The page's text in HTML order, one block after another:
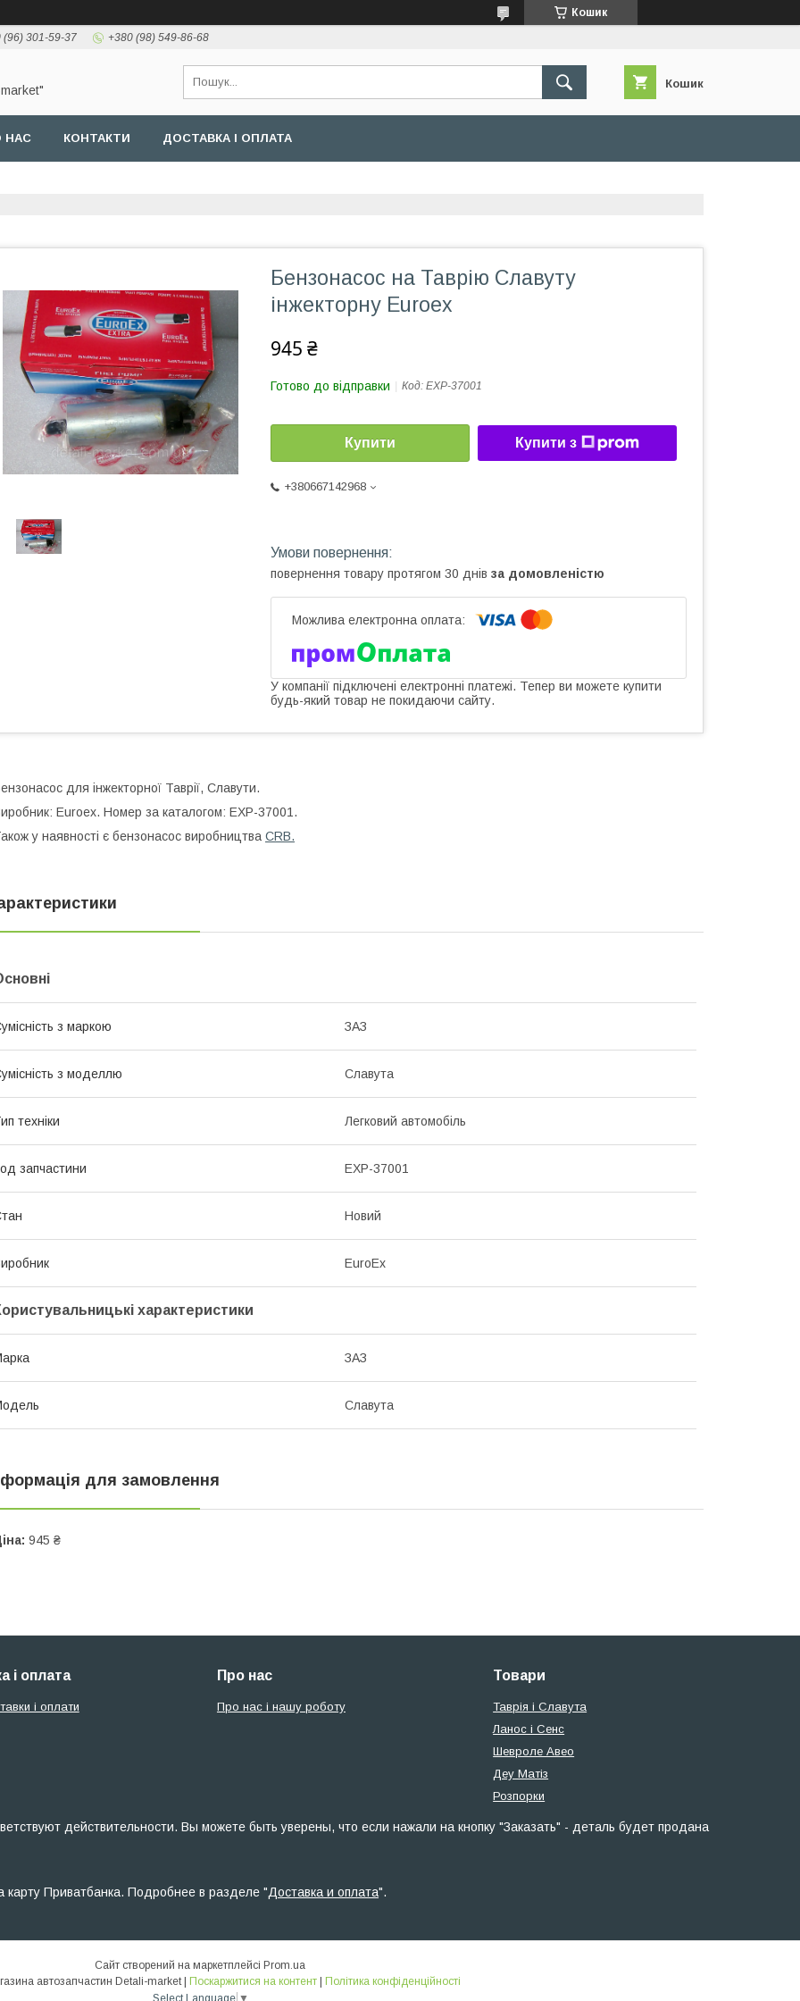
Кошик
(96) 301-59-37 +380 (98) 549-86-68
Кошик
НАС КОНТАКТИ ДОСТАВКА І ОПЛАТА
Бензонасос на Таврію Славуту
інжекторну Euroex
945 ₴
Готово до відправки Код: EXP-37001
Купити Купити з
+380667142968
повернення товару протягом 30 днів за домовленістю
У компанії підключені електронні платежі. Тепер ви можете купити
будь-який товар не покидаючи сайту.
для інжекторної Таврії, Славути.
Euroex. Номер за каталогом: EXP-37001.
у наявності є бензонасос виробництва CRB.
з маркою ЗАЗ
з моделлю Славута
техніки Легковий автомобіль
запчастини EXP-37001
Новий
EuroEx
характеристики
ЗАЗ
Славута
для замовлення
945 ₴
і оплата
і оплати
Про нас
Про нас і нашу роботу
Товари
Таврія і Славута
Ланос і Сенс
Шевроле Авео
Деу Матіз
Розпорки
действительности. Вы можете быть уверены, что если нажали на кнопку "Заказать" - деталь будет продана
карту Приватбанка. Подробнее в разделе "Доставка и оплата".
Сайт створений на маркетплейсі Prom.ua
Інтернет-магазина автозапчастин Detali-market | Поскаржитися на контент | Політика конфіденційності
Select Language ▼